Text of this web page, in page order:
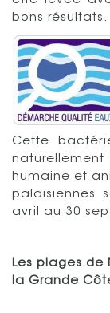
bons résultats.
Cette
humaine et
palaisiennes
avril au 30
Les plages de
la Grande